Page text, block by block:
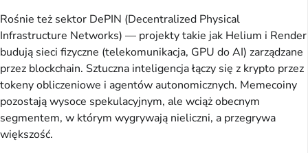
Rośnie też sektor DePIN (Decentralized Physical
Infrastructure Networks) — projekty takie jak Helium i Render
budują sieci fizyczne (telekomunikacja, GPU do AI) zarządzane
przez blockchain. Sztuczna inteligencja łączy się z krypto przez
tokeny obliczeniowe i agentów autonomicznych. Memecoiny
pozostają wysoce spekulacyjnym, ale wciąż obecnym
segmentem, w którym wygrywają nieliczni, a przegrywa
większość.